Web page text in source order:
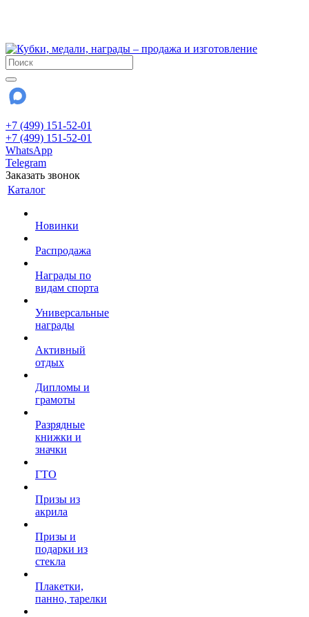
+7 (499) 151-52-01
+7 (499) 151-52-01
WhatsApp
Telegram
Заказать звонок
Каталог
Новинки
Распродажа
Награды по
видам спорта
Универсальные
награды
Активный
отдых
Дипломы и
грамоты
Разрядные
книжки и
значки
ГТО
Призы из
акрила
Призы и
подарки из
стекла
Плакетки,
панно, тарелки